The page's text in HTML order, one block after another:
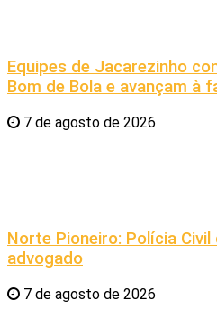
Equipes de Jacarezinho
Bom de Bola e avançam à
7 de agosto de 2026
Norte Pioneiro: Polícia
advogado
7 de agosto de 2026